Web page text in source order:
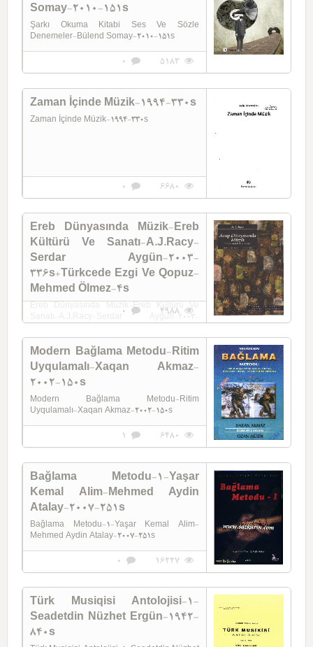
Somay-2010-151s
Şarkı Okuma Kitabi Ses Ve Sözle
Denemeler-Bülend Somay-2010-151s
5183
0
Zaman İçinde Müzik-1994-330s
Zaman İçinde Müzik-1994-330s
6680
0
Ereb Dünyasında Müzik-Ereb
Kültürü Ve Sanatı-A.J.Racy-
Serdar Aygün-2003-
336s+Türkcede Ezgi Ve Qopuz-
Mehmed Ölmez-4s
Ereb Dünyasında Müzik-Ereb Kültürü Ve
Sanatı-A.J.Racy-Serdar Aygün-2003-
Ölmez-4s
4988
0
Modern Bağlama Metodu-Ritim
Uyqulamalı-Xaqan Akmaz-
2002-150s
Modern Bağlama Metodu-Ritim
Uyqulamalı-Xaqan Akmaz-2002-150s
6480
1
Bağlama Metodu-1-Yaşar
Kemal Alim-Mehmed Aydin
Atalay-2007-251s
Bağlama Metodu-1-Yaşar Kemal Alim-
Mehmed Aydin Atalay-2007-251s
16227
0
Türk Musiqisi Antolojisi-1-
Seadetdin Nüzhet Ergün-1942-
840s